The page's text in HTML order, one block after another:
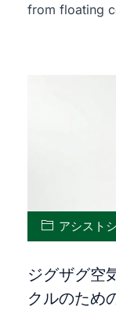
from floating
アシスト
ジグザグ空
クルのため